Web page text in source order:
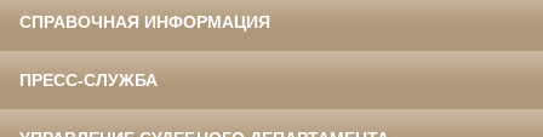
СПРАВОЧНАЯ ИНФОРМАЦИЯ
ПРЕСС-СЛУЖБА